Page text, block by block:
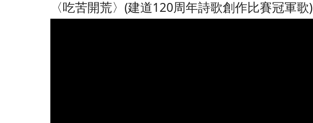
〈吃苦開荒〉(建道120周年詩歌創作比賽冠軍歌)